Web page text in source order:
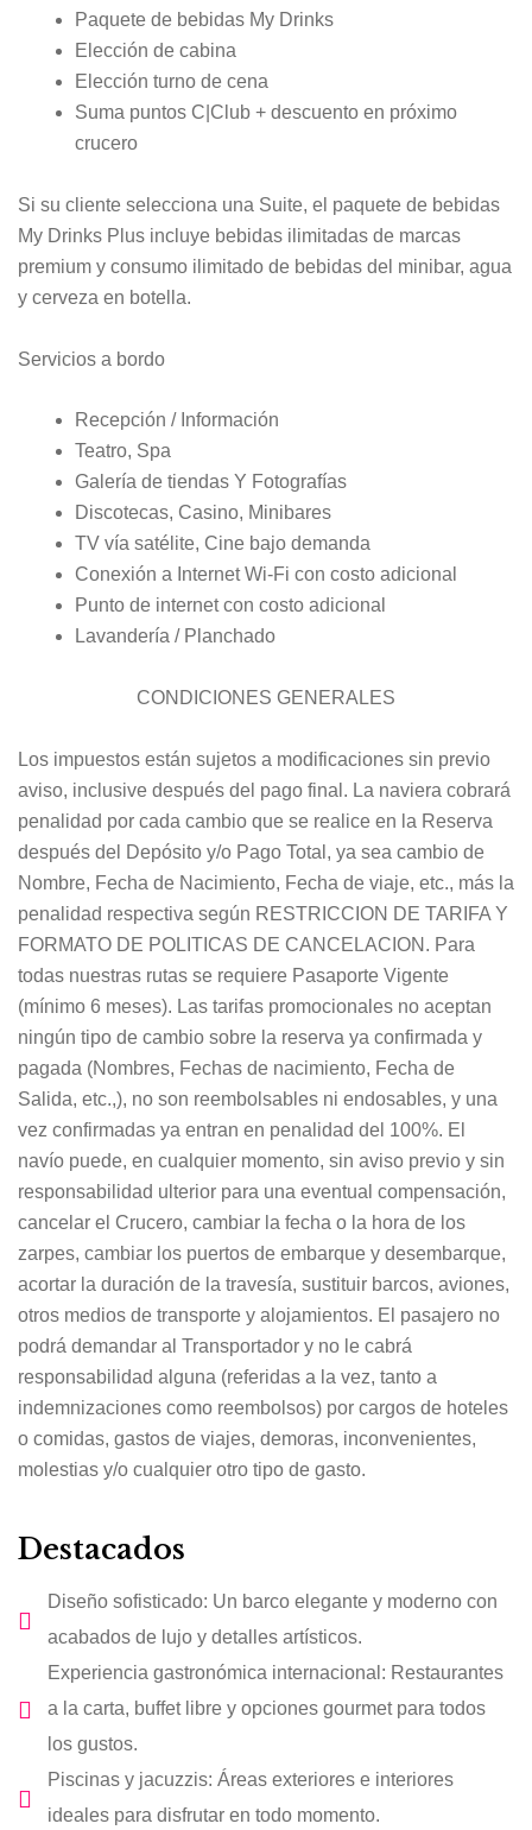
Paquete de bebidas My Drinks
Elección de cabina
Elección turno de cena
Suma puntos C|Club + descuento en próximo
crucero
Si su cliente selecciona una Suite, el paquete de bebidas
My Drinks Plus incluye bebidas ilimitadas de marcas
premium y consumo ilimitado de bebidas del minibar, agua
y cerveza en botella.
Servicios a bordo
Recepción / Información
Teatro, Spa
Galería de tiendas Y Fotografías
Discotecas, Casino, Minibares
TV vía satélite, Cine bajo demanda
Conexión a Internet Wi-Fi con costo adicional
Punto de internet con costo adicional
Lavandería / Planchado
CONDICIONES GENERALES
Los impuestos están sujetos a modificaciones sin previo
aviso, inclusive después del pago final. La naviera cobrará
penalidad por cada cambio que se realice en la Reserva
después del Depósito y/o Pago Total, ya sea cambio de
Nombre, Fecha de Nacimiento, Fecha de viaje, etc., más la
penalidad respectiva según RESTRICCION DE TARIFA Y
FORMATO DE POLITICAS DE CANCELACION. Para
todas nuestras rutas se requiere Pasaporte Vigente
(mínimo 6 meses). Las tarifas promocionales no aceptan
ningún tipo de cambio sobre la reserva ya confirmada y
pagada (Nombres, Fechas de nacimiento, Fecha de
Salida, etc.,), no son reembolsables ni endosables, y una
vez confirmadas ya entran en penalidad del 100%. El
navío puede, en cualquier momento, sin aviso previo y sin
responsabilidad ulterior para una eventual compensación,
cancelar el Crucero, cambiar la fecha o la hora de los
zarpes, cambiar los puertos de embarque y desembarque,
acortar la duración de la travesía, sustituir barcos, aviones,
otros medios de transporte y alojamientos. El pasajero no
podrá demandar al Transportador y no le cabrá
responsabilidad alguna (referidas a la vez, tanto a
indemnizaciones como reembolsos) por cargos de hoteles
o comidas, gastos de viajes, demoras, inconvenientes,
molestias y/o cualquier otro tipo de gasto.
Destacados
Diseño sofisticado: Un barco elegante y moderno con
acabados de lujo y detalles artísticos.
Experiencia gastronómica internacional: Restaurantes
a la carta, buffet libre y opciones gourmet para todos
los gustos.
Piscinas y jacuzzis: Áreas exteriores e interiores
ideales para disfrutar en todo momento.